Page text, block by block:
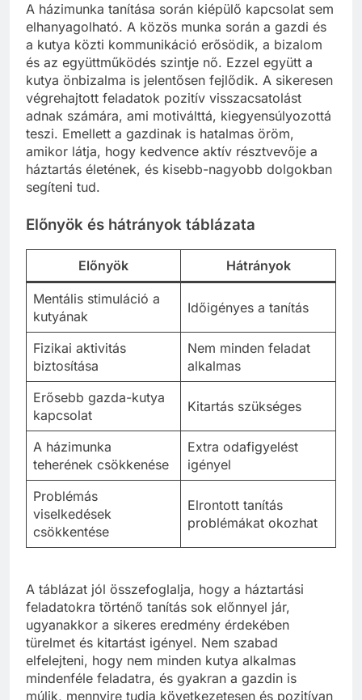
A házimunka tanítása során kiépülő kapcsolat sem
elhanyagolható. A közös munka során a gazdi és
a kutya közti kommunikáció erősödik, a bizalom
és az együttműködés szintje nő. Ezzel együtt a
kutya önbizalma is jelentősen fejlődik. A sikeresen
végrehajtott feladatok pozitív visszacsatolást
adnak számára, ami motiválttá, kiegyensúlyozottá
teszi. Emellett a gazdinak is hatalmas öröm,
amikor látja, hogy kedvence aktív résztvevője a
háztartás életének, és kisebb-nagyobb dolgokban
segíteni tud.
Előnyök és hátrányok táblázata
Előnyök Hátrányok
Mentális stimuláció a
kutyának
Időigényes a tanítás
Fizikai aktivitás
biztosítása
Nem minden feladat
alkalmas
Erősebb gazda-kutya
kapcsolat
Kitartás szükséges
A házimunka
teherének csökkenése
Extra odafigyelést
igényel
Problémás
viselkedések
csökkentése
Elrontott tanítás
problémákat okozhat
A táblázat jól összefoglalja, hogy a háztartási
feladatokra történő tanítás sok előnnyel jár,
ugyanakkor a sikeres eredmény érdekében
türelmet és kitartást igényel. Nem szabad
elfelejteni, hogy nem minden kutya alkalmas
mindenféle feladatra, és gyakran a gazdin is
múlik, mennyire tudja következetesen és pozitívan